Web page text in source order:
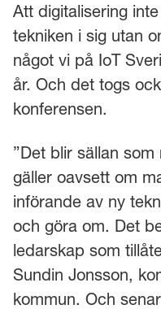
Att digitalisering
tekniken i sig utan
något vi på IoT
år. Och det togs
konferensen.
”Det blir sällan
gäller oavsett om
införande av ny
och göra om. Det
ledarskap som
Sundin Jonsson,
kommun. Och